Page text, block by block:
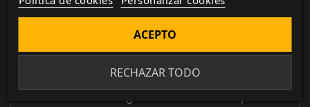
La aclamada serie de cómics
convierte en juego de rol. Profusamente
RECHAZAR TODO
ACEPTO